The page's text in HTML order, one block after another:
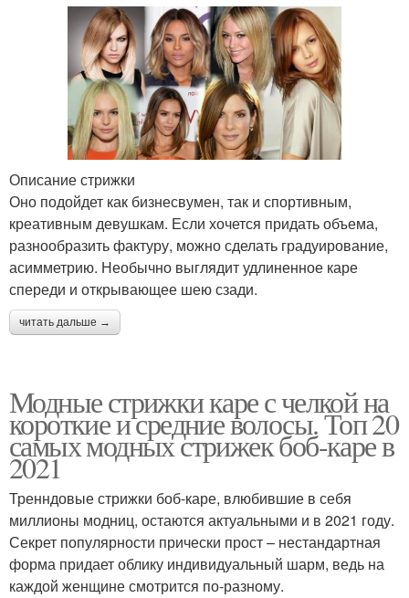
Описание стрижки
Оно подойдет как бизнесвумен, так и спортивным,
креативным девушкам. Если хочется придать объема,
разнообразить фактуру, можно сделать градуирование,
асимметрию. Необычно выглядит удлиненное каре
спереди и открывающее шею сзади.
читать дальше →
Модные стрижки каре с челкой на
короткие и средние волосы. Топ 20
самых модных стрижек боб-каре в
2021
Тренндовые стрижки боб-каре, влюбившие в себя
миллионы модниц, остаются актуальными и в 2021 году.
Секрет популярности прически прост – нестандартная
форма придает облику индивидуальный шарм, ведь на
каждой женщине смотрится по-разному.